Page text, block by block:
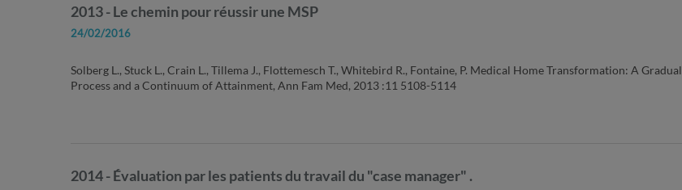
2013 - Le chemin pour réussir une MSP
24/02/2016
Solberg L., Stuck L., Crain L., Tillema J., Flottemesch T., Whitebird R., Fontaine, P. Medical Home Transformation: A Gradual
Process and a Continuum of Attainment, Ann Fam Med, 2013 :11 5108-5114
2014 - Évaluation par les patients du travail du "case manager" .